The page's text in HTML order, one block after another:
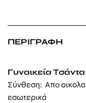
ΠΕΡΙΓΡΑΦΉ
Γυναικεία
Σύνθεση: Απο
εσωτερικά